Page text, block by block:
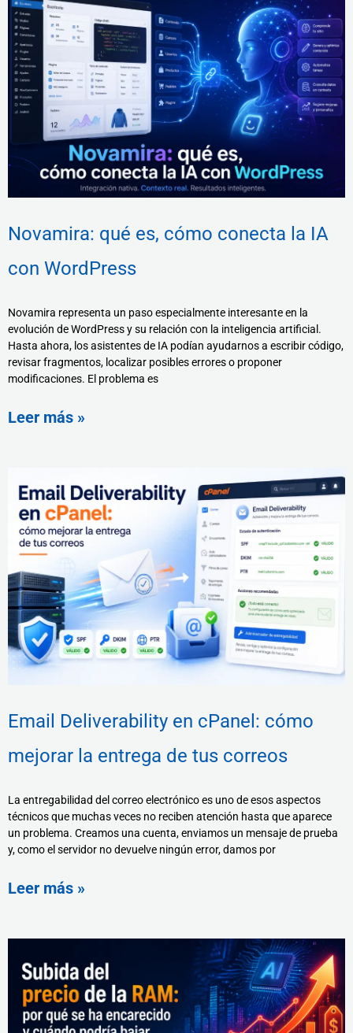
Novamira: qué es, cómo conecta la IA
con WordPress
Novamira representa un paso especialmente interesante en la
evolución de WordPress y su relación con la inteligencia artificial.
Hasta ahora, los asistentes de IA podían ayudarnos a escribir código,
revisar fragmentos, localizar posibles errores o proponer
modificaciones. El problema es
Leer más »
Email Deliverability en cPanel: cómo
mejorar la entrega de tus correos
La entregabilidad del correo electrónico es uno de esos aspectos
técnicos que muchas veces no reciben atención hasta que aparece
un problema. Creamos una cuenta, enviamos un mensaje de prueba
y, como el servidor no devuelve ningún error, damos por
Leer más »